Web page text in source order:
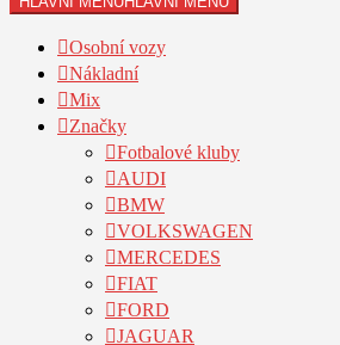
Osobní vozy
Nákladní
Mix
Značky
Fotbalové kluby
AUDI
BMW
VOLKSWAGEN
MERCEDES
FIAT
FORD
JAGUAR